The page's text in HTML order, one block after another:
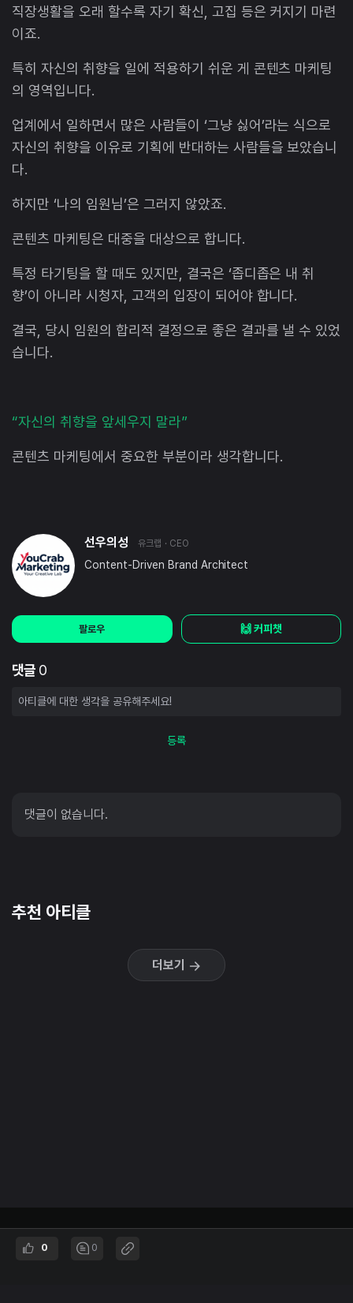
직장생활을 오래 할수록 자기 확신, 고집 등은 커지기 마련
이죠.
특히 자신의 취향을 일에 적용하기 쉬운 게 콘텐츠 마케팅
의 영역입니다.
업계에서 일하면서 많은 사람들이 ‘그냥 싫어’라는 식으로
자신의 취향을 이유로 기획에 반대하는 사람들을 보았습니
다.
하지만 ‘나의 임원님’은 그러지 않았죠.
콘텐츠 마케팅은 대중을 대상으로 합니다.
특정 타기팅을 할 때도 있지만, 결국은 ‘좁디좁은 내 취
향’이 아니라 시청자, 고객의 입장이 되어야 합니다.
결국, 당시 임원의 합리적 결정으로 좋은 결과를 낼 수 있었
습니다.
“자신의 취향을 앞세우지 말라”
콘텐츠 마케팅에서 중요한 부분이라 생각합니다.
선우의성 유크랩 · CEO
Content-Driven Brand Architect
팔로우 🙌 커피챗
댓글 0
등록
댓글이 없습니다.
추천 아티클
더보기
0 0
EO STUDIO
Entrepreneurship & Opportunities